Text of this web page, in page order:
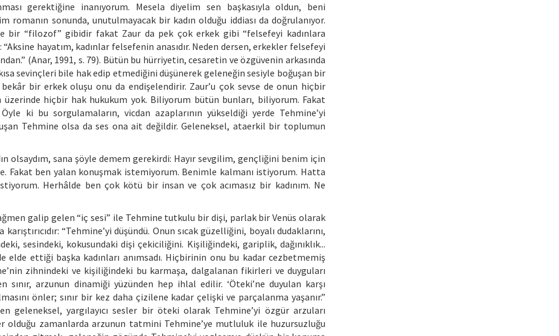
gerektiğine inanıyorum. Mesela diyelim sen başkasıyla oldun, beni
romanın sonunda, unutulmayacak bir kadın olduğu iddiası da doğrulanıyor.
bir “filozof” gibidir fakat Zaur da pek çok erkek gibi “felsefeyi kadınlara
hayatım, kadınlar felsefenin anasıdır. Neden dersen, erkekler felsefeyi
(Anar, 1991, s. 79). Bütün bu hürriyetin, cesaretin ve özgüvenin arkasında
sevinçleri bile hak edip etmediğini düşünerek geleneğin sesiyle boğuşan bir
bir erkek oluşu onu da endişelendirir. Zaur’u çok sevse de onun hiçbir
üzerinde hiçbir hak hukukum yok. Biliyorum bütün bunları, biliyorum. Fakat
ki bu sorgulamaların, vicdan azaplarının yükseldiği yerde Tehmine’yi
Tehmine olsa da ses ona ait değildir. Geleneksel, ataerkil bir toplumun
olsaydım, sana şöyle demem gerekirdi: Hayır sevgilim, gençliğini benim için
Fakat ben yalan konuşmak istemiyorum. Benimle kalmanı istiyorum. Hatta
Herhâlde ben çok kötü bir insan ve çok acımasız bir kadınım. Ne
galip gelen “iç sesi” ile Tehmine tutkulu bir dişi, parlak bir Venüs olarak
“Tehmine’yi düşündü. Onun sıcak güzelliğini, boyalı dudaklarını,
sesindeki, kokusundaki dişi çekiciliğini. Kişiliğindeki, gariplik, dağınıklık...
elde ettiği başka kadınları anımsadı. Hiçbirinin onu bu kadar cezbetmemiş
zihnindeki ve kişiliğindeki bu karmaşa, dalgalanan fikirleri ve duyguları
sınır, arzunun dinamiği yüzünden hep ihlal edilir. ‘Öteki’ne duyulan karşı
önler; sınır bir kez daha çizilene kadar çelişki ve parçalanma yaşanır.”
geleneksel, yargılayıcı sesler bir öteki olarak Tehmine’yi özgür arzuları
olduğu zamanlarda arzunun tatmini Tehmine’ye mutluluk ile huzursuzluğu